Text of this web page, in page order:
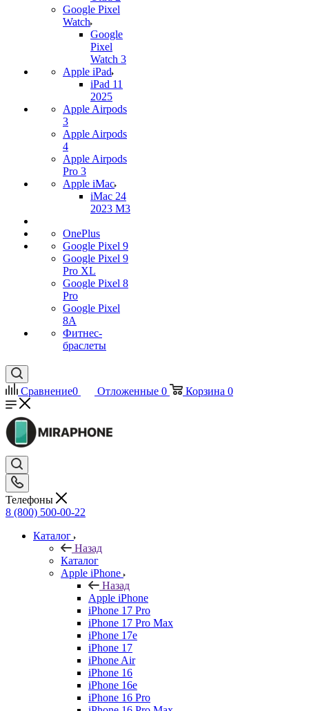
Google Pixel
Watch
Google
Pixel
Watch 3
Apple iPad
iPad 11
2025
Apple Airpods
3
Apple Airpods
4
Apple Airpods
Pro 3
Apple iMac
iMac 24
2023 M3
OnePlus
Google Pixel 9
Google Pixel 9
Pro XL
Google Pixel 8
Pro
Google Pixel
8A
Фитнес-
браслеты
Сравнение0 Отложенные 0 Корзина 0
Телефоны
8 (800) 500-00-22
Каталог
Назад
Каталог
Apple iPhone
Назад
Apple iPhone
iPhone 17 Pro
iPhone 17 Pro Max
iPhone 17e
iPhone 17
iPhone Air
iPhone 16
iPhone 16e
iPhone 16 Pro